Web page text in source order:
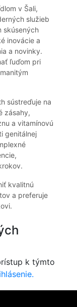
v Šali,
služieb
skúsených
inovácie a
a novinky.
ľuďom pri
sústreďuje na
zásahy,
a vitamínovú
genitálnej
kvalitnú
a preferuje
k týmto